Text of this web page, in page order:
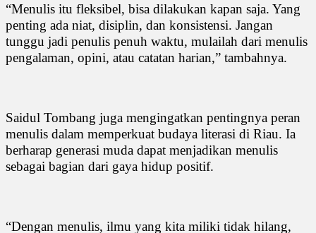
“Menulis itu fleksibel, bisa dilakukan kapan saja. Yang
penting ada niat, disiplin, dan konsistensi. Jangan
tunggu jadi penulis penuh waktu, mulailah dari menulis
pengalaman, opini, atau catatan harian,” tambahnya.
Saidul Tombang juga mengingatkan pentingnya peran
menulis dalam memperkuat budaya literasi di Riau. Ia
berharap generasi muda dapat menjadikan menulis
sebagai bagian dari gaya hidup positif.
“Dengan menulis, ilmu yang kita miliki tidak hilang,